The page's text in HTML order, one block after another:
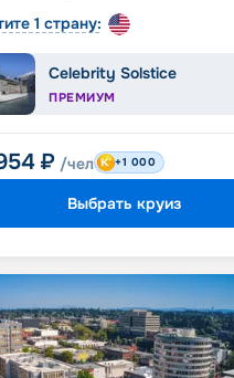
1 страну:
Celebrity Solstice
ПРЕМИУМ
₽ /чел +1 000
Выбрать круиз